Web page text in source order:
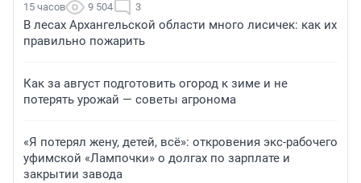
15 часов 9 504 3
В лесах Архангельской области много лисичек: как их
правильно пожарить
Как за август подготовить огород к зиме и не
потерять урожай — советы агронома
«Я потерял жену, детей, всё»: откровения экс-рабочего
уфимской «Лампочки» о долгах по зарплате и
закрытии завода